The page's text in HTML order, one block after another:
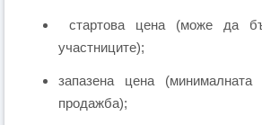
стартова цена (може да
участниците);
запазена цена
продажба);